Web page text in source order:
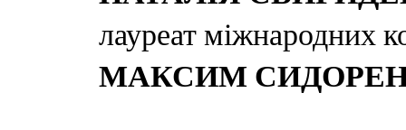
лауреат міжнародних
МАКСИМ